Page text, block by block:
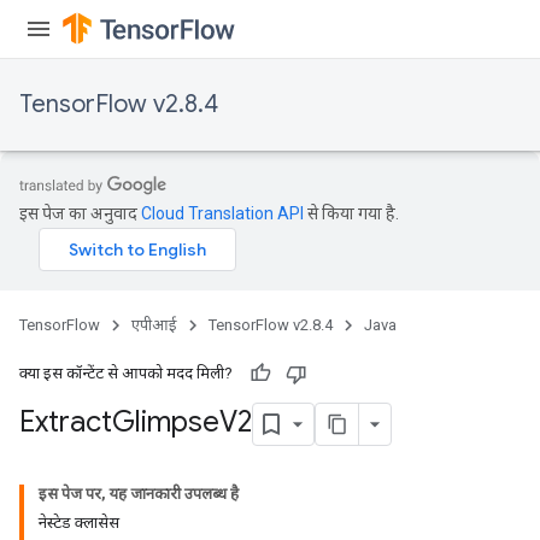
TensorFlow v2.8.4
इस पेज का अनुवादCloud Translation API से किया गया है.
TensorFlow एपीआई TensorFlow v2.8.4 Java
क्या इस कॉन्टेंट से आपको मदद मिली?
ExtractGlimpseV2
इस पेज पर, यह जानकारी उपलब्ध है
नेस्टेड क्लासेस